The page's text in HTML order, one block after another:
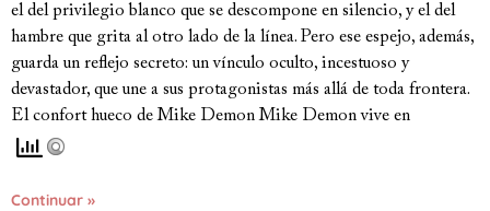
el del privilegio blanco que se descompone en silencio, y el del
hambre que grita al otro lado de la línea. Pero ese espejo, además,
guarda un reflejo secreto: un vínculo oculto, incestuoso y
devastador, que une a sus protagonistas más allá de toda frontera.
El confort hueco de Mike Demon Mike Demon vive en
Continuar »